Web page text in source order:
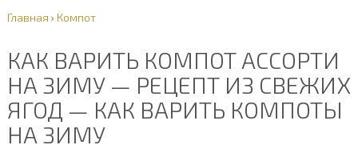
Главная › Компот
КАК ВАРИТЬ КОМПОТ АССОРТИ
НА ЗИМУ — РЕЦЕПТ ИЗ СВЕЖИХ
ЯГОД — КАК ВАРИТЬ КОМПОТЫ
НА ЗИМУ